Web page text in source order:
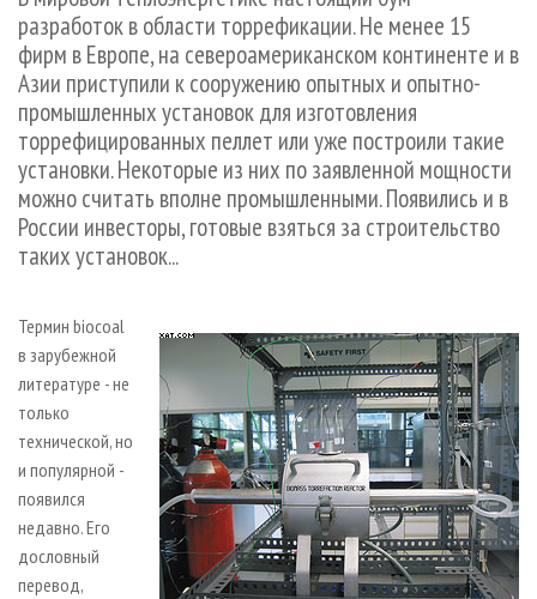
СУШКА ДРЕВЕСИНЫ
ПРОИЗВОДСТВО ДРЕВЕСНЫХ ПЛИТ
ДЕРЕВЯННОЕ ДОМОСТРОЕНИЕ
ПРОИЗВОДСТВО МЕБЕЛИ
БИОЭНЕРГЕТИКА
ЦБП
ИНСТРУМЕНТ И МАТЕРИАЛЫ
ПЕРСОНЫ
МОБИЛЬНЫЕ ВЫСТАВКИ
ОФИЦИАЛЬНЫЕ ДЕЛЕГАЦИИ
ПРИОРИТЕТНЫЕ ИНВЕСТПРОЕКТЫ
RUSSIAN FORESTRY REVIEW
ГАЗЕТА ЛЕСПРОМФОРУМ
БИБЛИОТЕКА СПЕЦИАЛИСТА
КОНТАКТЫ
РЕКЛАМА
РЕКЛАМА НА САЙТЕ
разработок в области торрефикации. Не менее 15
фирм в Европе, на североамериканском континенте и в
Азии приступили к сооружению опытных и опытно-
промышленных установок для изготовления
торрефицированных пеллет или уже построили такие
установки. Некоторые из них по заявленной мощности
можно считать вполне промышленными. Появились и в
России инвесторы, готовые взяться за строительство
таких установок...
Термин biocoal
в зарубежной
литературе - не
только
технической, но
и популярной -
появился
недавно. Его
дословный
перевод,